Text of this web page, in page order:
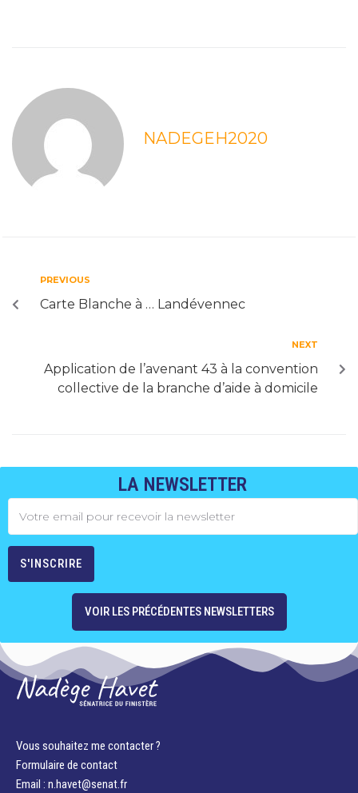
NADEGEH2020
PREVIOUS
Carte Blanche à … Landévennec
NEXT
Application de l’avenant 43 à la convention
collective de la branche d’aide à domicile
LA NEWSLETTER
VOIR LES PRÉCÉDENTES NEWSLETTERS
Vous souhaitez me contacter ?
Formulaire de contact
Email : n.havet@senat.fr​